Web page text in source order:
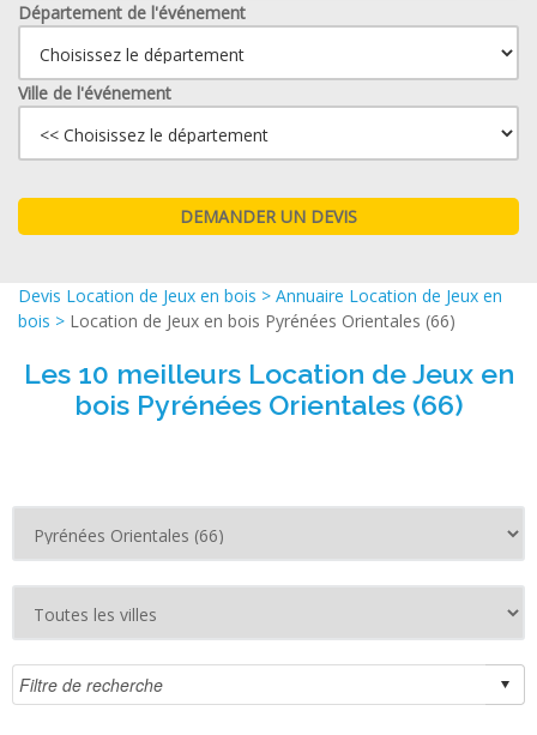
Département de l'événement
Ville de l'événement
Devis Location de Jeux en bois > Annuaire Location de Jeux en
bois > Location de Jeux en bois Pyrénées Orientales (66)
Les 10 meilleurs Location de Jeux en
bois Pyrénées Orientales (66)